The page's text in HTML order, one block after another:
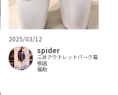
2025/03/12
spider
三井アウトレットパーク幕
張店
福助